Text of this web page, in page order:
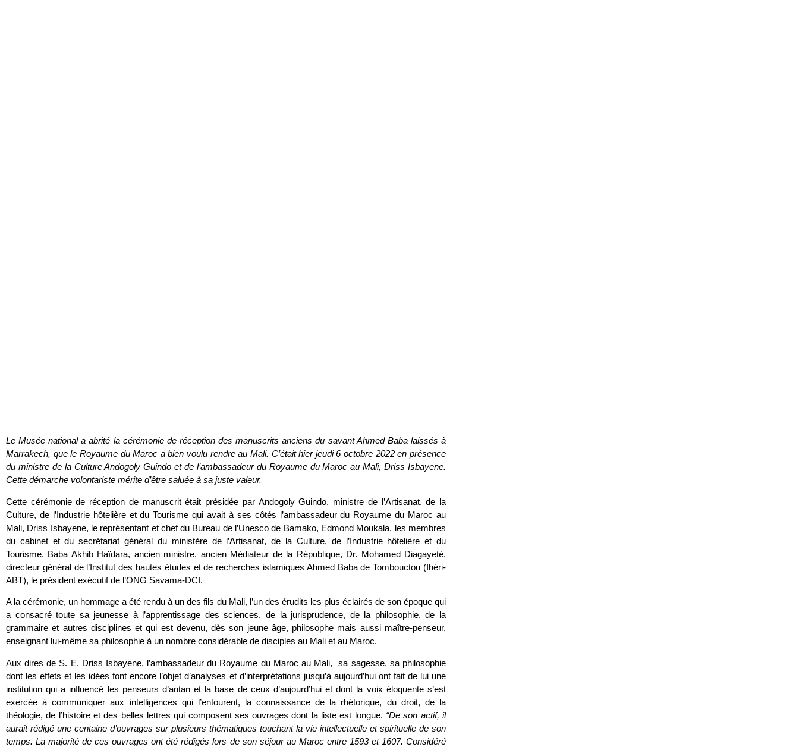
Le Musée national a abrité la cérémonie de réception des manuscrits anciens du savant Ahmed Baba laissés à
Marrakech, que le Royaume du Maroc a bien voulu rendre au Mali. C’était hier jeudi 6 octobre 2022 en présence
du ministre de la Culture Andogoly Guindo et de l’ambassadeur du Royaume du Maroc au Mali, Driss Isbayene.
Cette démarche volontariste mérite d’être saluée à sa juste valeur.
Cette cérémonie de réception de manuscrit était présidée par Andogoly Guindo, ministre de l’Artisanat, de la
Culture, de l’Industrie hôtelière et du Tourisme qui avait à ses côtés l’ambassadeur du Royaume du Maroc au
Mali, Driss Isbayene, le représentant et chef du Bureau de l’Unesco de Bamako, Edmond Moukala, les membres
du cabinet et du secrétariat général du ministère de l’Artisanat, de la Culture, de l’Industrie hôtelière et du
Tourisme, Baba Akhib Haïdara, ancien ministre, ancien Médiateur de la République, Dr. Mohamed Diagayeté,
directeur général de l’Institut des hautes études et de recherches islamiques Ahmed Baba de Tombouctou (Ihéri-
ABT), le président exécutif de l’ONG Savama-DCI.
A la cérémonie, un hommage a été rendu à un des fils du Mali, l’un des érudits les plus éclairés de son époque qui
a consacré toute sa jeunesse à l’apprentissage des sciences, de la jurisprudence, de la philosophie, de la
grammaire et autres disciplines et qui est devenu, dès son jeune âge, philosophe mais aussi maître-penseur,
enseignant lui-même sa philosophie à un nombre considérable de disciples au Mali et au Maroc.
Aux dires de S. E. Driss Isbayene, l’ambassadeur du Royaume du Maroc au Mali, sa sagesse, sa philosophie
dont les effets et les idées font encore l’objet d’analyses et d’interprétations jusqu’à aujourd’hui ont fait de lui une
institution qui a influencé les penseurs d’antan et la base de ceux d’aujourd’hui et dont la voix éloquente s’est
exercée à communiquer aux intelligences qui l’entourent, la connaissance de la rhétorique, du droit, de la
théologie, de l’histoire et des belles lettres qui composent ses ouvrages dont la liste est longue. “De son actif, il
aurait rédigé une centaine d’ouvrages sur plusieurs thématiques touchant la vie intellectuelle et spirituelle de son
temps. La majorité de ces ouvrages ont été rédigés lors de son séjour au Maroc entre 1593 et 1607. Considéré